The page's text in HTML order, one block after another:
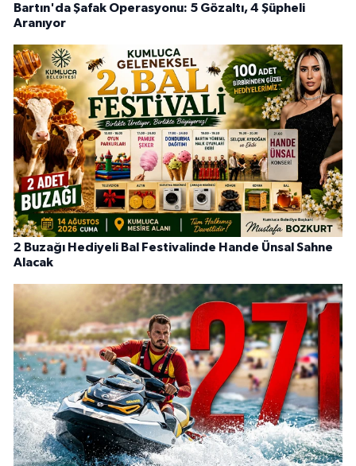
Bartın'da Şafak Operasyonu: 5 Gözaltı, 4 Şüpheli
Aranıyor
2 Buzağı Hediyeli Bal Festivalinde Hande Ünsal Sahne
Alacak